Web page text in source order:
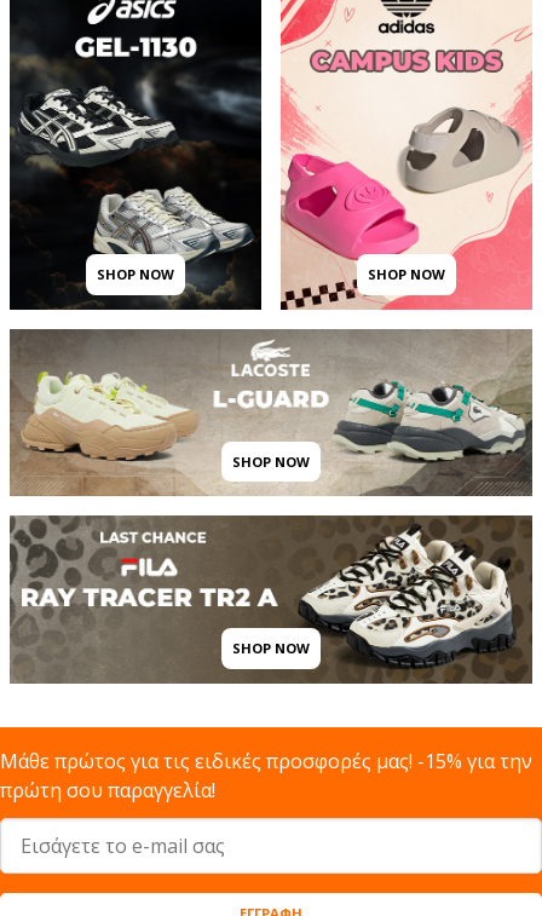
SHOP NOW SHOP NOW
SHOP NOW
SHOP NOW
Μάθε πρώτος για τις ειδικές προσφορές μας! -15% για την
πρώτη σου παραγγελία!